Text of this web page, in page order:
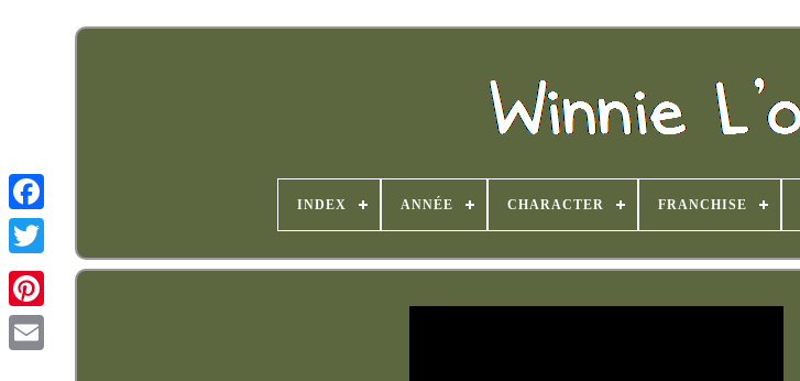
INDEX ANNÉE CHARACTER FRANCHISE